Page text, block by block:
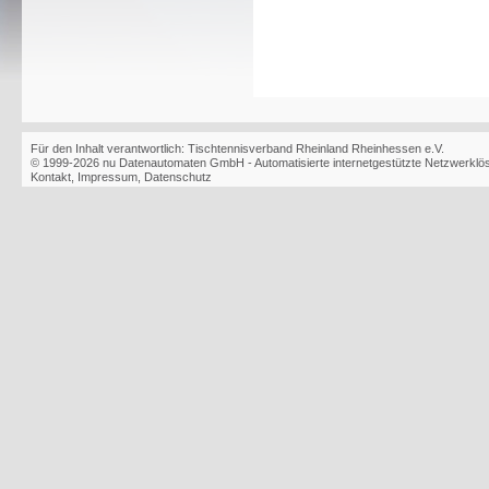
Für den Inhalt verantwortlich: Tischtennisverband Rheinland Rheinhessen e.V.
© 1999-2026 nu Datenautomaten GmbH - Automatisierte internetgestützte
Kontakt Impressum Datenschutz